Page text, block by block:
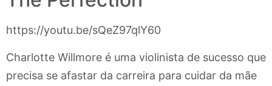
https://youtu.be/sQeZ97qlY60
Charlotte Willmore é uma violinista de sucesso que
precisa se afastar da carreira para cuidar da mãe